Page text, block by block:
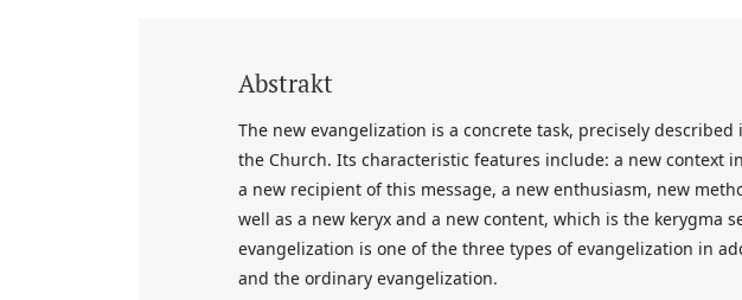
Abstrakt
The new evangelization is a concrete task, precisely
the Church. Its characteristic features include: a new context
a new recipient of this message, a new enthusiasm, new
well as a new keryx and a new content, which is the kerygma
evangelization is one of the three types of evangelization in
and the ordinary evangelization.